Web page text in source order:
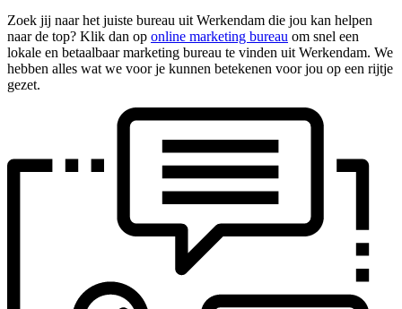
Zoek jij naar het juiste bureau uit Werkendam die jou kan helpen
naar de top? Klik dan op online marketing bureau om snel een
lokale en betaalbaar marketing bureau te vinden uit Werkendam. We
hebben alles wat we voor je kunnen betekenen voor jou op een rijtje
gezet.